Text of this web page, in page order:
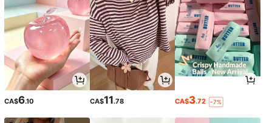
CA$6.10 CA$11.78 CA$3.72 -7%